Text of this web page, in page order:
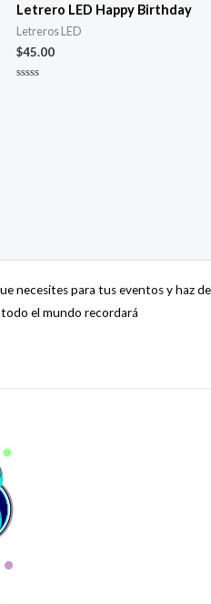
Letrero LED Happy Birthday
Letreros LED
$45.00
necesites para tus eventos y haz de
el mundo recordará